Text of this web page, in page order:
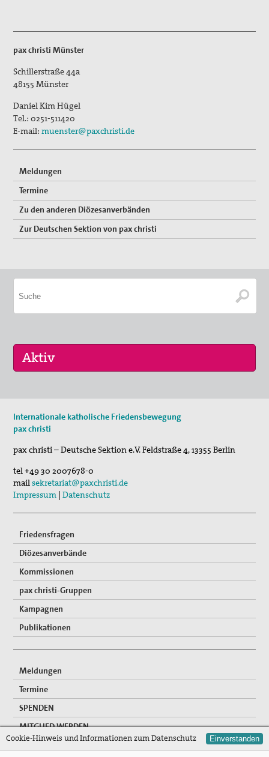
pax christi Münster
Schillerstraße 44a
48155 Münster
Daniel Kim Hügel
Tel.:0251-511420
E-mail:muenster@paxchristi.de
Meldungen
Termine
Zu den anderen Diözesanverbänden
Zur Deutschen Sektion von pax christi
Jägerstätter-Pilgern
Sommerferien-Friedensliedersingen
29. Aug 2026
Fahrradpilgertour 2026
Internationale katholische Friedensbewegung
pax christi
pax christi – Deutsche Sektion e.V.Feldstraße 4,13355 Berlin
tel+49 30 2007678-0
mailsekretariat@paxchristi.de
Impressum |Datenschutz
Friedensfragen
Diözesanverbände
Kommissionen
pax christi-Gruppen
Kampagnen
Publikationen
Meldungen
Termine
SPENDEN
MITGLIED WERDEN
Cookie-Hinweis und Informationen zum Datenschutz Einverstanden